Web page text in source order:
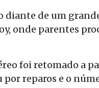
diante de um
onde parentes
foi retomado a
reparos e o